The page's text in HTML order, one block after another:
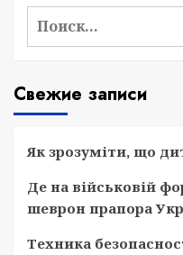
Найти:
Свежие записи
Як зрозуміти, що
Де на військовій
шеврон прапора
Техника